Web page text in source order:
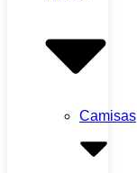
Camisas